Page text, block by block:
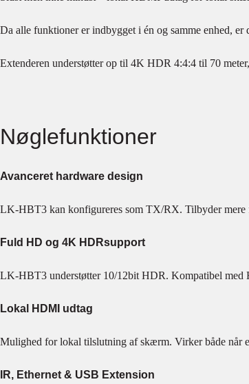
Da alle funktioner er indbygget i én og samme enhed,
Extenderen understøtter op til 4K HDR 4:4:4 til 70
Nøglefunktioner
Avanceret hardware design
LK-HBT3 kan konfigureres som TX/RX. Tilbyder mere
Fuld HD og 4K HDRsupport
LK-HBT3 understøtter 10/12bit HDR. Kompatibel
Lokal HDMI udtag
Mulighed for lokal tilslutning af skærm. Virker både når
IR, Ethernet & USB Extension